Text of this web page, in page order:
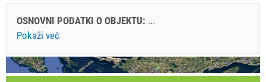
OSNOVNI PODATKI O OBJEKTU: ...
Pokaži več